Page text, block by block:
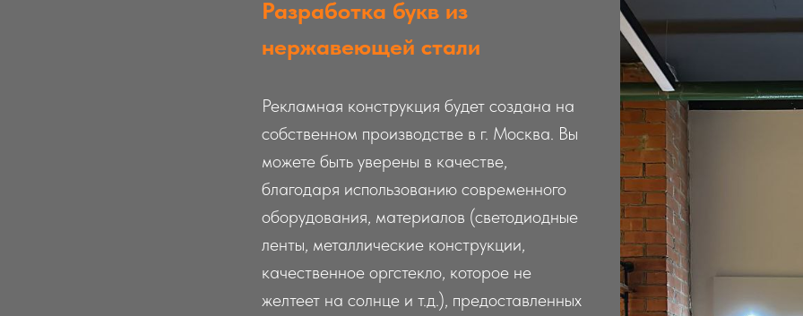
Разработка букв из
нержавеющей стали
Рекламная конструкция будет создана на
собственном производстве в г. Москва. Вы
можете быть уверены в качестве,
благодаря использованию современного
оборудования, материалов (светодиодные
ленты, металлические конструкции,
качественное оргстекло, которое не
желтеет на солнце и т.д.), предоставленных